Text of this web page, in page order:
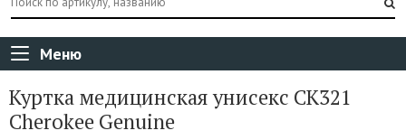
Меню
Куртка медицинская унисекс CK321
Cherokee Genuine